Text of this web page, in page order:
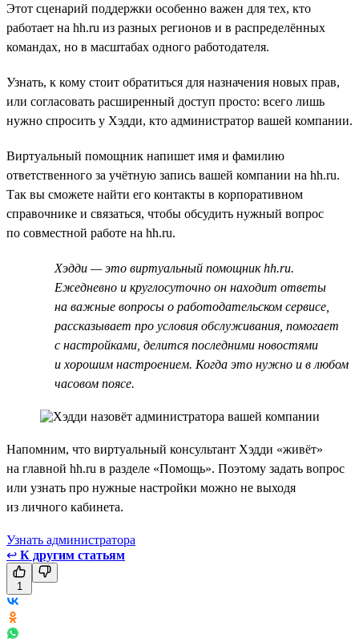
Этот сценарий поддержки особенно важен для тех, кто
работает на hh.ru из разных регионов и в распределённых
командах, но в масштабах одного работодателя.
Узнать, к кому стоит обратиться для назначения новых прав,
или согласовать расширенный доступ просто: всего лишь
нужно спросить у Хэдди, кто администратор вашей компании.
Виртуальный помощник напишет имя и фамилию
ответственного за учётную запись вашей компании на hh.ru.
Так вы сможете найти его контакты в корпоративном
справочнике и связаться, чтобы обсудить нужный вопрос
по совместной работе на hh.ru.
Хэдди — это виртуальный помощник hh.ru.
Ежедневно и круглосуточно он находит ответы
на важные вопросы о работодательском сервисе,
рассказывает про условия обслуживания, помогает
с настройками, делится последними новостями
и хорошим настроением. Когда это нужно и в любом
часовом поясе.
Напомним, что виртуальный консультант Хэдди «живёт»
на главной hh.ru в разделе «Помощь». Поэтому задать вопрос
или узнать про нужные настройки можно не выходя
из личного кабинета.
Узнать администратора
↩ К другим статьям
1